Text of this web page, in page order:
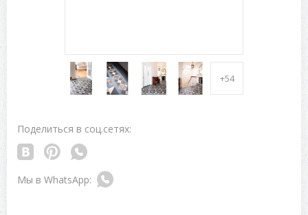
+54
Поделиться в соц.сетях: